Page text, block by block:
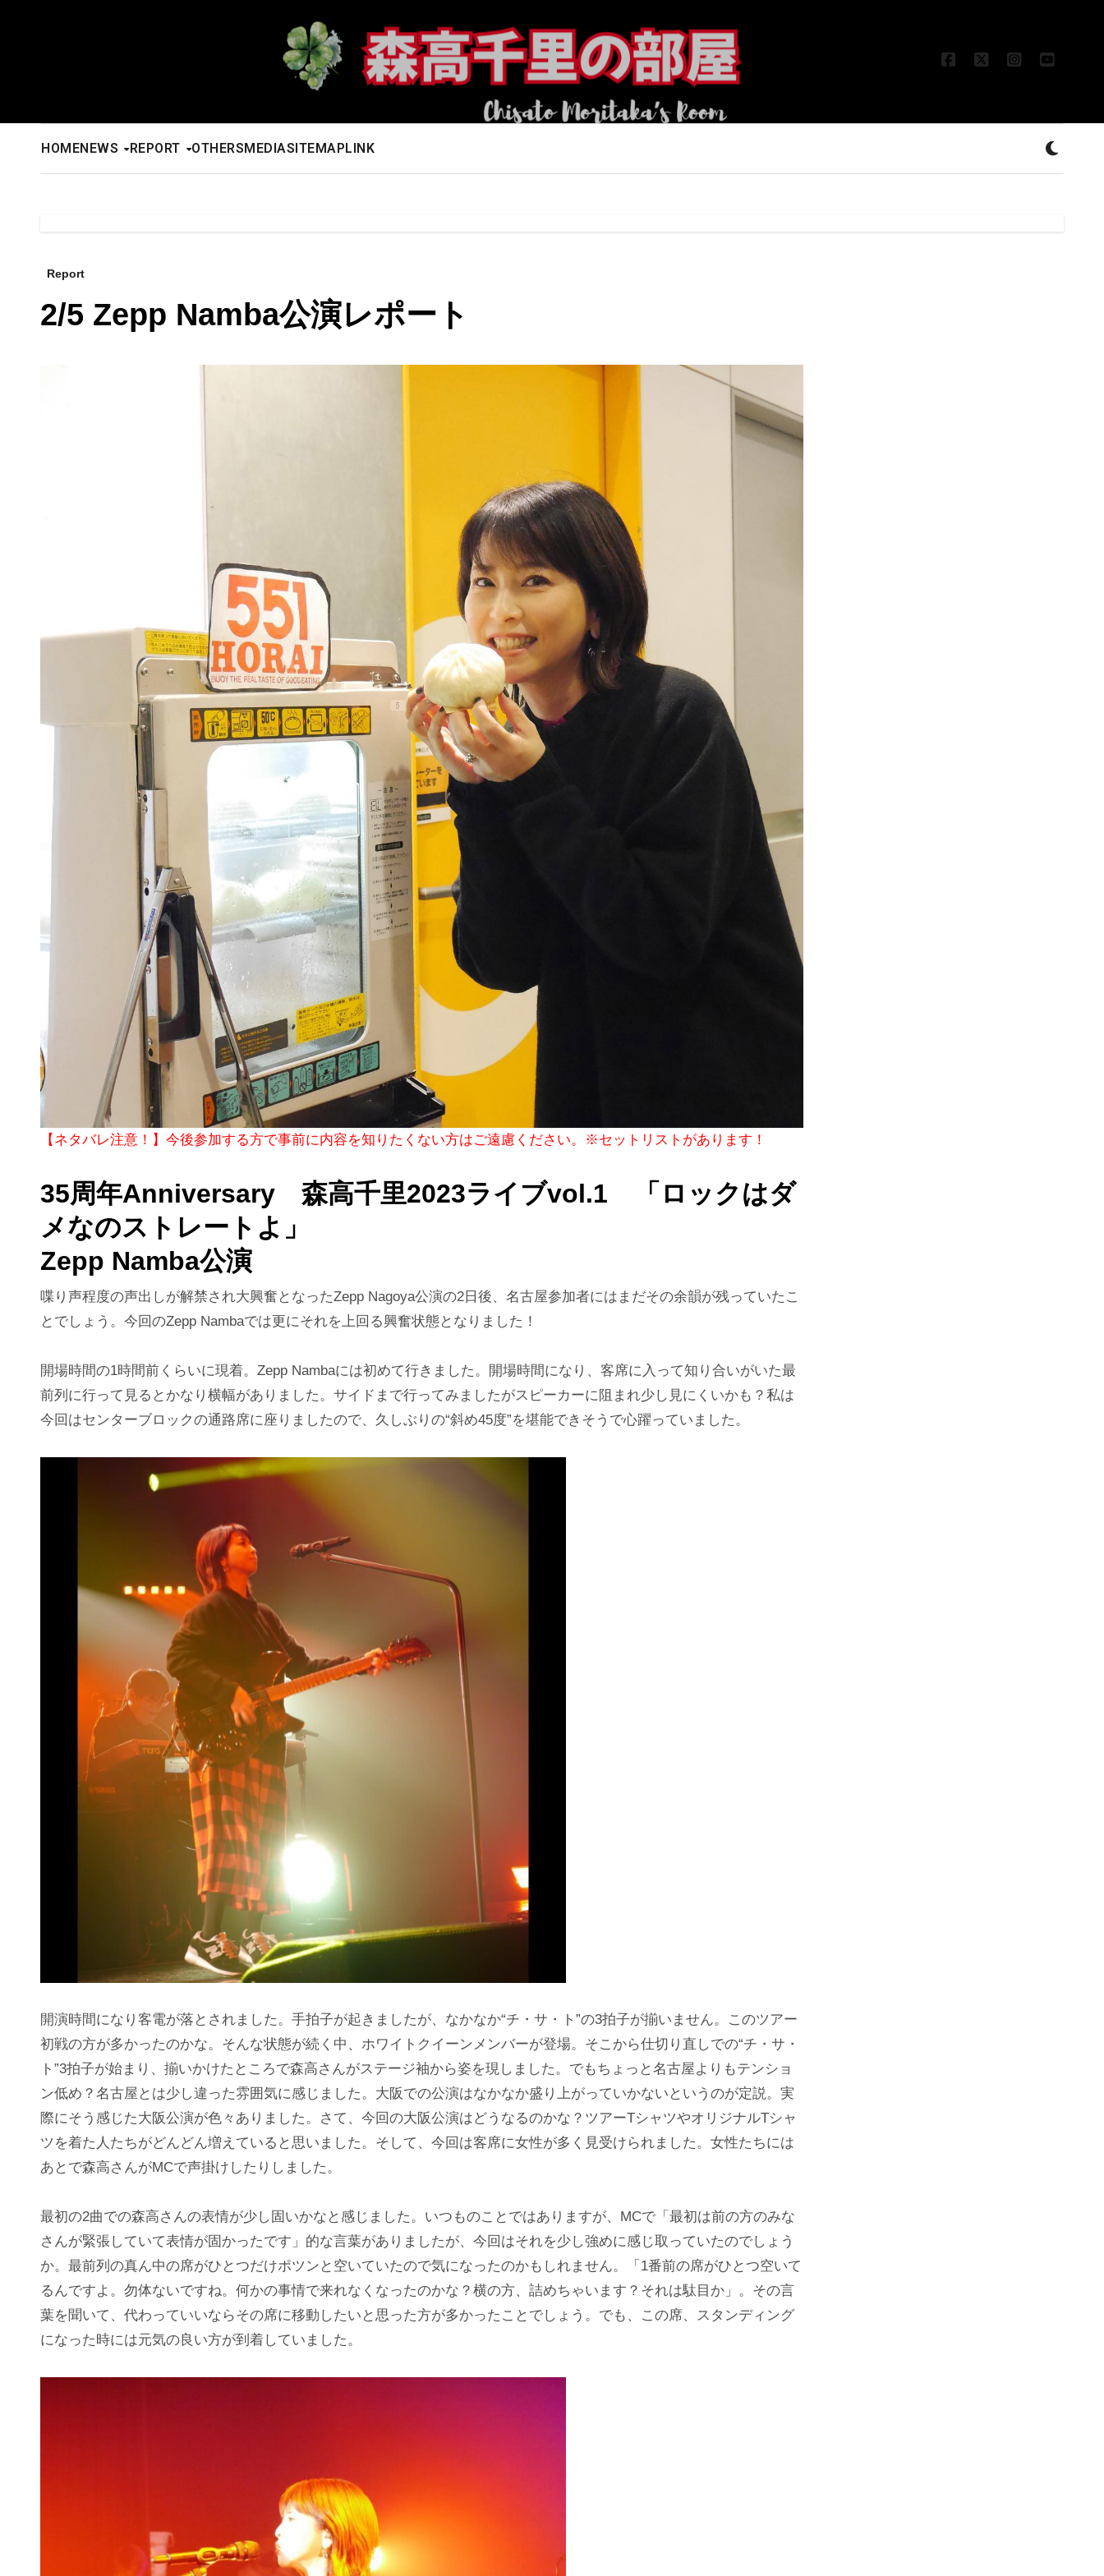
ッ
HOMENEWS REPORT OTHERSMEDIASITEMAPLINK
Report
2/5 Zepp Namba公演レポート
【ネタバレ注意！】今後参加する方で事前に内容を知りたくない方はご遠慮ください。※セットリストがあります！
35周年Anniversary 森高千里2023ライブvol.1 「ロックはダ
メなのストレートよ」
Zepp Namba公演
喋り声程度の声出しが解禁され大興奮となったZepp Nagoya公演の2日後、名古屋参加者にはまだその余韻が残っていたこ
とでしょう。今回のZepp Nambaでは更にそれを上回る興奮状態となりました！
開場時間の1時間前くらいに現着。Zepp Nambaには初めて行きました。開場時間になり、客席に入って知り合いがいた最
前列に行って見るとかなり横幅がありました。サイドまで行ってみましたがスピーカーに阻まれ少し見にくいかも？私は
今回はセンターブロックの通路席に座りましたので、久しぶりの“斜め45度”を堪能できそうで心躍っていました。
開演時間になり客電が落とされました。手拍子が起きましたが、なかなか“チ・サ・ト”の3拍子が揃いません。このツアー
初戦の方が多かったのかな。そんな状態が続く中、ホワイトクイーンメンバーが登場。そこから仕切り直しでの“チ・サ・
ト”3拍子が始まり、揃いかけたところで森高さんがステージ袖から姿を現しました。でもちょっと名古屋よりもテンショ
ン低め？名古屋とは少し違った雰囲気に感じました。大阪での公演はなかなか盛り上がっていかないというのが定説。実
際にそう感じた大阪公演が色々ありました。さて、今回の大阪公演はどうなるのかな？ツアーTシャツやオリジナルTシャ
ツを着た人たちがどんどん増えていると思いました。そして、今回は客席に女性が多く見受けられました。女性たちには
あとで森高さんがMCで声掛けしたりしました。
最初の2曲での森高さんの表情が少し固いかなと感じました。いつものことではありますが、MCで「最初は前の方のみな
さんが緊張していて表情が固かったです」的な言葉がありましたが、今回はそれを少し強めに感じ取っていたのでしょう
か。最前列の真ん中の席がひとつだけポツンと空いていたので気になったのかもしれません。「1番前の席がひとつ空いて
るんですよ。勿体ないですね。何かの事情で来れなくなったのかな？横の方、詰めちゃいます？それは駄目か」。その言
葉を聞いて、代わっていいならその席に移動したいと思った方が多かったことでしょう。でも、この席、スタンディング
になった時には元気の良い方が到着していました。